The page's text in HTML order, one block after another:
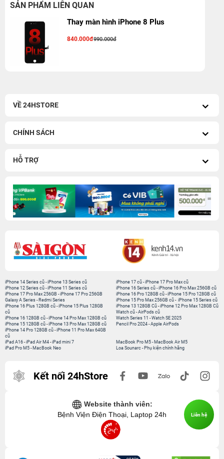
SẢN PHẨM LIÊN QUAN
Thay màn hình iPhone 8 Plus
840.000đ990.000đ
VỀ 24HSTORE
CHÍNH SÁCH
HỖ TRỢ
iPhone 14 Series cũ -iPhone 13 Series cũ
iPhone 12 Series cũ -iPhone 11 Series cũ
iPhone 17 Pro Max 256GB -iPhone 17 Pro 256GB
Galaxy A Series - Redmi Series
iPhone 17 cũ-iPhone 17 Pro Max cũ
iPhone 16 Series cũ- iPhone 16 Pro Max 256GB cũ
iPhone 16 Pro 128GB cũ-iPhone 15 Pro 128GB cũ
iPhone 15 Pro Max 256GB cũ- iPhone 15 Series cũ
iPhone 16 Plus 128GB cũ -iPhone 15 Plus 128GB
cũ
iPhone 16 128GB cũ -iPhone 14 Pro Max 128GB cũ
iPhone 15 128GB cũ -iPhone 13 Pro Max 128GB cũ
iPhone 14 Pro 128GB cũ -iPhone 11 Pro Max 64GB
cũ
iPhone 13 128GB Cũ-iPhone 12 Pro Max 128GB Cũ
Watch cũ-AirPods cũ
Watch Series 11 -Watch SE 2025
Pencil Pro 2024-Apple AirPods
iPad A16 -iPad Air M4 -iPad mini 7
iPad Pro M5 - MacBook Neo
MacBook Pro M5- MacBook Air M5
Loa Sounarc- Phụ kiện chính hãng
Kết nối 24hStore
Website thành viên:
Bệnh Viện Điện Thoại, Laptop 24h
Liên hệ